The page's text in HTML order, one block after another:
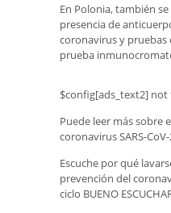
En Polonia, también
presencia de
coronavirus y
prueba
$config[ads_text2] not
Puede leer más sobre
coronavirus SARS-
Escuche por qué
prevención del
ciclo BUENO